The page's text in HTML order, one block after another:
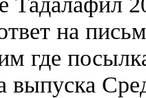
на
где
выпуска